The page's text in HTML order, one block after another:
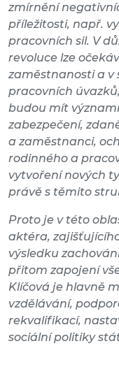
zmírnění
příležitosti, např.
pracovních sil. V
revoluce lze
zaměstnanosti a v
pracovních
budou mít
zabezpečení,
a zaměstnanci,
rodinného a
vytvoření nových
právě s těmito
Proto je v této
aktéra,
výsledku
přitom zapojení
Klíčová je hlavně
vzdělávání,
rekvalifikací,
sociální politiky